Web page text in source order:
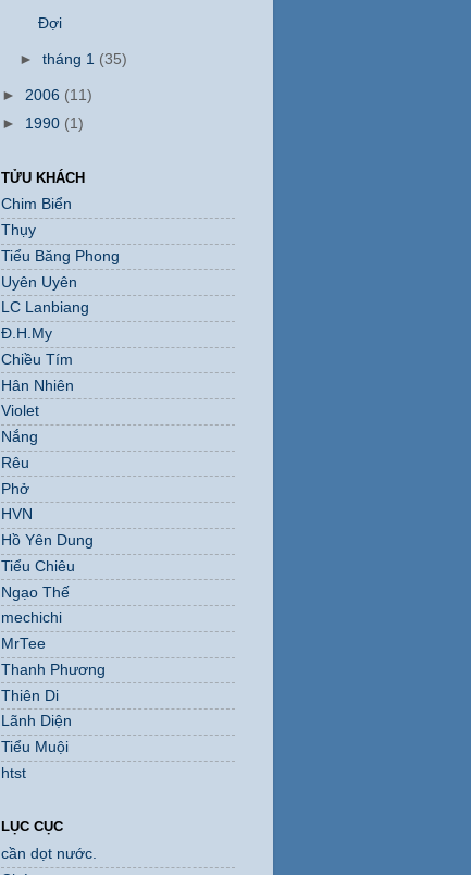
Đợi
►tháng 1 (35)
► 2006 (11)
► 1990 (1)
TỬU KHÁCH
Chim Biển
Thụy
Tiểu Băng Phong
Uyên Uyên
LC Lanbiang
Đ.H.My
Chiều Tím
Hân Nhiên
Violet
Nắng
Rêu
Phở
HVN
Hồ Yên Dung
Tiểu Chiêu
Ngạo Thế
mechichi
MrTee
Thanh Phương
Thiên Di
Lãnh Diện
Tiểu Muội
htst
LỤC CỤC
cần dọt nước.